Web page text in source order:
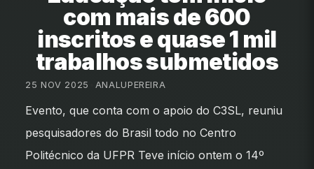
com mais de 600
inscritos e quase 1 mil
trabalhos submetidos
25 NOV 2025 ANALUPEREIRA
Evento, que conta com o apoio do C3SL, reuniu
pesquisadores do Brasil todo no Centro
Politécnico da UFPR Teve início ontem o 14º